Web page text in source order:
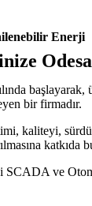
Enerji
başlayarak,
bir firmadır.
kaliteyi,
katkıda
SCADA ve